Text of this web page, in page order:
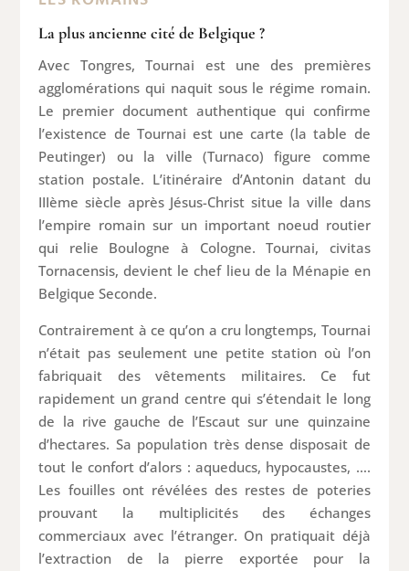
La plus ancienne cité de Belgique ?
Avec Tongres, Tournai est une des premières
agglomérations qui naquit sous le régime romain.
Le premier document authentique qui confirme
l’existence de Tournai est une carte (la table de
Peutinger) ou la ville (Turnaco) figure comme
station postale. L’itinéraire d’Antonin datant du
IIIème siècle après Jésus-Christ situe la ville dans
l’empire romain sur un important noeud routier
qui relie Boulogne à Cologne. Tournai, civitas
Tornacensis, devient le chef lieu de la Ménapie en
Belgique Seconde.
Contrairement à ce qu’on a cru longtemps, Tournai
n’était pas seulement une petite station où l’on
fabriquait des vêtements militaires. Ce fut
rapidement un grand centre qui s’étendait le long
de la rive gauche de l’Escaut sur une quinzaine
d’hectares. Sa population très dense disposait de
tout le confort d’alors : aqueducs, hypocaustes, ….
Les fouilles ont révélées des restes de poteries
prouvant la multiplicités des échanges
commerciaux avec l’étranger. On pratiquait déjà
l’extraction de la pierre exportée pour la